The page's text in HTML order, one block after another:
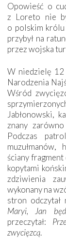
Opowieść o
z Loreto nie
o polskim
przybył na
przez wojska
W niedzielę
Narodzenia
Wśród
Jabłonowski,
znany
Podczas
ściany
kopytami
zdziwienia
wykonany na
stron odczytał
Maryi, Jan
przeczytał:
zwycięzcą.